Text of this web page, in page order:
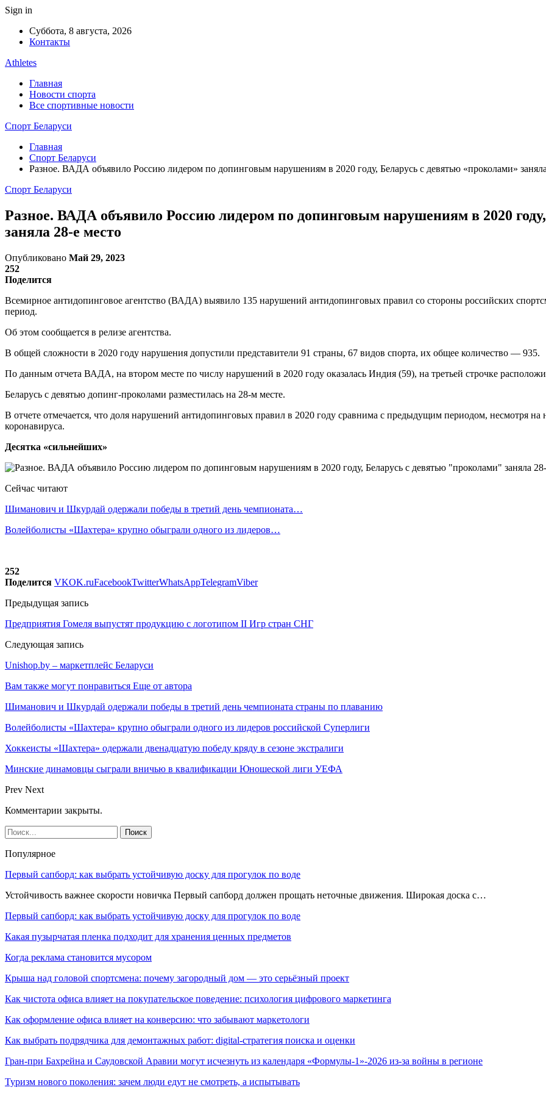
Sign in
Суббота, 8 августа, 2026
Контакты
Athletes
Главная
Новости спорта
Все спортивные новости
Спорт Беларуси
Главная
Спорт Беларуси
Разное. ВАДА объявило Россию лидером по допинговым нарушениям в 2020 году, Беларусь с девятью «проколами»
Спорт Беларуси
Разное. ВАДА объявило Россию лидером по допинговым нарушениям в 2020
заняла 28-е место
Опубликовано Май 29, 2023
252
Поделится
Всемирное антидопинговое агентство (ВАДА) выявило 135 нарушений антидопинговых правил со стороны российских
период.
Об этом сообщается в релизе агентства.
В общей сложности в 2020 году нарушения допустили представители 91 страны, 67 видов спорта, их общее количество — 935.
По данным отчета ВАДА, на втором месте по числу нарушений в 2020 году оказалась Индия (59), на третьей строчке
Беларусь с девятью допинг-проколами разместилась на 28-м месте.
В отчете отмечается, что доля нарушений антидопинговых правил в 2020 году сравнима с предыдущим периодом, несмотря на
коронавируса.
Десятка «сильнейших»
Сейчас читают
Шиманович и Шкурдай одержали победы в третий день чемпионата…
Волейболисты «Шахтера» крупно обыграли одного из лидеров…
252
Поделится VKOK.ruFacebookTwitterWhatsAppTelegramViber
Предыдущая запись
Предприятия Гомеля выпустят продукцию с логотипом II Игр стран СНГ
Следующая запись
Unishop.by – маркетплейс Беларуси
Вам также могут понравиться Еще от автора
Шиманович и Шкурдай одержали победы в третий день чемпионата страны по плаванию
Волейболисты «Шахтера» крупно обыграли одного из лидеров российской Суперлиги
Хоккеисты «Шахтера» одержали двенадцатую победу кряду в сезоне экстралиги
Минские динамовцы сыграли вничью в квалификации Юношеской лиги УЕФА
Prev Next
Комментарии закрыты.
Популярное
Первый сапборд: как выбрать устойчивую доску для прогулок по воде
Устойчивость важнее скорости новичка Первый сапборд должен прощать неточные движения. Широкая доска с…
Первый сапборд: как выбрать устойчивую доску для прогулок по воде
Какая пузырчатая пленка подходит для хранения ценных предметов
Когда реклама становится мусором
Крыша над головой спортсмена: почему загородный дом — это серьёзный проект
Как чистота офиса влияет на покупательское поведение: психология цифрового маркетинга
Как оформление офиса влияет на конверсию: что забывают маркетологи
Как выбрать подрядчика для демонтажных работ: digital-стратегия поиска и оценки
Гран-при Бахрейна и Саудовской Аравии могут исчезнуть из календаря «Формулы-1»-2026 из-за войны в регионе
Туризм нового поколения: зачем люди едут не смотреть, а испытывать